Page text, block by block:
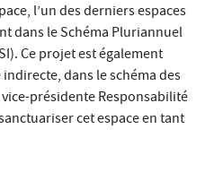
l’un des derniers espaces
dans le Schéma Pluriannuel
Ce projet est également
dans le schéma des
présidente Responsabilité
cet espace en tant